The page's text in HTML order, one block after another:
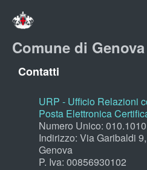
Comune di Genova
Contatti
URP - Ufficio Relazioni
Posta Elettronica
Numero Unico: 010.1010
Indirizzo: Via Garibaldi
Genova
P. Iva: 00856930102